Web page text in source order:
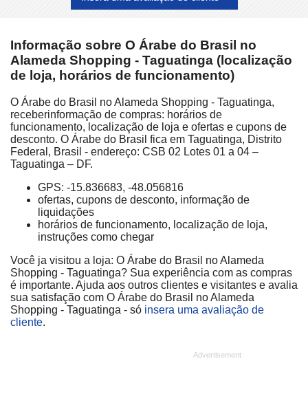
Informação sobre O Árabe do Brasil no
Alameda Shopping - Taguatinga (localização
de loja, horários de funcionamento)
O Árabe do Brasil no Alameda Shopping - Taguatinga,
receberinformação de compras: horários de
funcionamento, localização de loja e ofertas e cupons de
desconto. O Árabe do Brasil fica em Taguatinga, Distrito
Federal, Brasil - endereço: CSB 02 Lotes 01 a 04 –
Taguatinga – DF.
GPS: -15.836683, -48.056816
ofertas, cupons de desconto, informação de
liquidações
horários de funcionamento, localização de loja,
instruções como chegar
Você ja visitou a loja: O Árabe do Brasil no Alameda
Shopping - Taguatinga? Sua experiência com as compras
é importante. Ajuda aos outros clientes e visitantes e avalia
sua satisfação com O Árabe do Brasil no Alameda
Shopping - Taguatinga - só insera uma avaliação de
cliente.